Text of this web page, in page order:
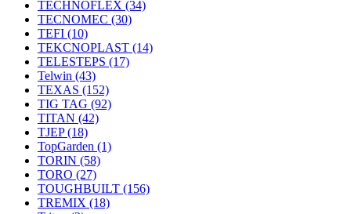
TECHNOFLEX (34)
TECNOMEC (30)
TEFI (10)
TEKCNOPLAST (14)
TELESTEPS (17)
Telwin (43)
TEXAS (152)
TIG TAG (92)
TITAN (42)
TJEP(18)
TopGarden (1)
TORIN (58)
TORO (27)
TOUGHBUILT (156)
TREMIX (18)